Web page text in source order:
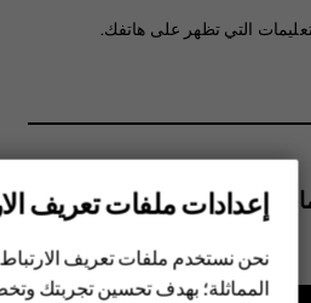
التي تظهر على هاتفك.
مفيدة؟
إعدادات ملفات تعريف
نحن نستخدم ملفات تعريف
المماثلة؛ بهدف تحسين تجربتك